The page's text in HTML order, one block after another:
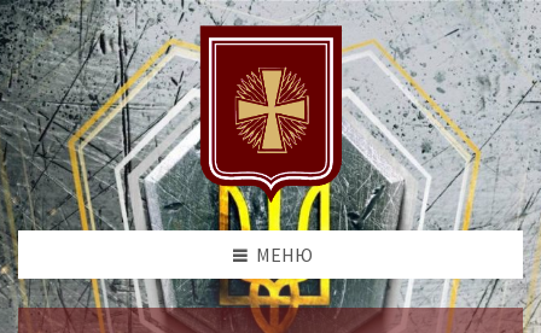
МЕНЮ